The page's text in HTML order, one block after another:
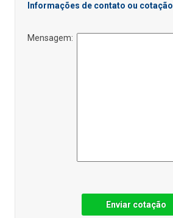
Informações de contato ou cotação
Mensagem:
Enviar cotação